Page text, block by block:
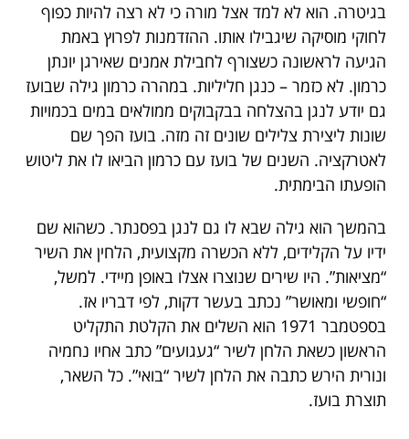
בגיטרה. הוא לא למד אצל מורה כי לא רצה להיות כפוף
לחוקי מוסיקה שיגבילו אותו. ההזדמנות לפרוץ באמת
הגיעה לראשונה כשצורף לחבילת אמנים שאירגן יונתן
כרמון. לא כזמר – כנגן חליליות. במהרה כרמון גילה שבועז
גם יודע לנגן בהצלחה בבקבוקים ממולאים במים בכמויות
שונות ליצירת צלילים שונים זה מזה. בועז הפך שם
לאטרקציה. השנים של בועז עם כרמון הביאו לו את ליטוש
הופעתו הבימתית.
בהמשך הוא גילה שבא לו גם לנגן בפסנתר. כשהוא שם
ידיו על הקלידים, ללא הכשרה מקצועית, הלחין את השיר
“מציאות”. היו שירים שנוצרו אצלו באופן מיידי. למשל,
“חופשי ומאושר” נכתב בעשר דקות, לפי דבריו אז.
בספטמבר 1971 הוא השלים את הקלטת התקליט
הראשון כשאת הלחן לשיר “געגועים” כתב אחיו נחמיה
ונורית הירש כתבה את הלחן לשיר “בואי”. כל השאר,
תוצרת בועז.